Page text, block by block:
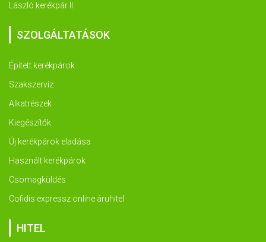
László kerékpár II.
SZOLGÁLTATÁSOK
Épített kerékpárok
Szakszervíz
Alkatrészek
Kiegészítők
Új kerékpárok eladása
Használt kerékpárok
Csomagküldés
Cofidis expressz online áruhitel
HITEL